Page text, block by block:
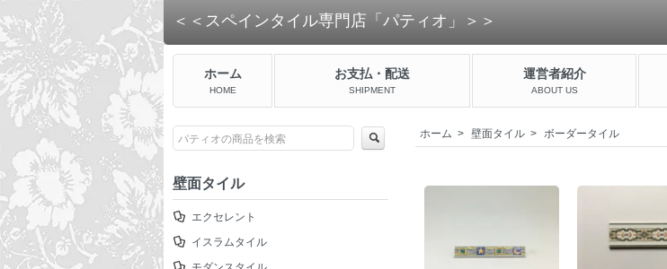
＜＜スペインタイル専門店「パティオ」＞＞
ホーム
HOME
お支払・配送
SHIPMENT
運営者紹介
ABOUT US
ホーム > 壁面タイル > ボーダータイル
壁面タイル
エクセレント
イスラムタイル